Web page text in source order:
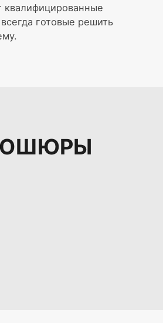
квалифицированные
готовые решить